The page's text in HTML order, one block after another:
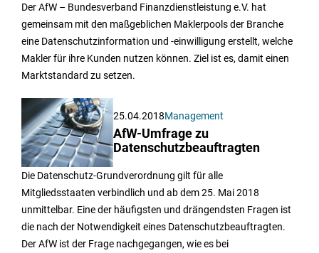
Der AfW – Bundesverband Finanzdienstleistung e.V. hat
gemeinsam mit den maßgeblichen Maklerpools der Branche
eine Datenschutzinformation und -einwilligung erstellt, welche
Makler für ihre Kunden nutzen können. Ziel ist es, damit einen
Marktstandard zu setzen.
25.04.2018Management
AfW-Umfrage zu
Datenschutzbeauftragten
Die Datenschutz-Grundverordnung gilt für alle
Mitgliedsstaaten verbindlich und ab dem 25. Mai 2018
unmittelbar. Eine der häufigsten und drängendsten Fragen ist
die nach der Notwendigkeit eines Datenschutzbeauftragten.
Der AfW ist der Frage nachgegangen, wie es bei